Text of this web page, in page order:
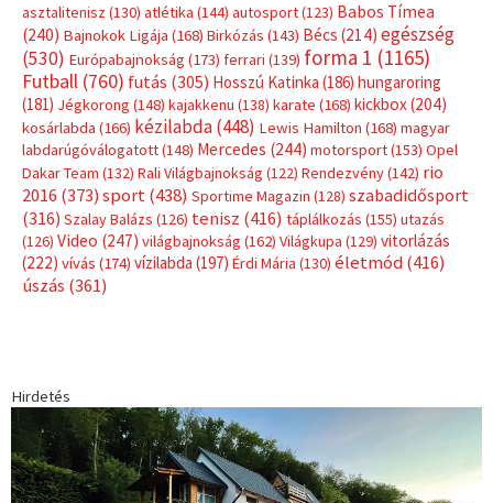
asztalitenisz (130) atlétika (144) autosport(123) Babos Tímea
(240) Bajnokok Ligája (168) Birkózás (143) Bécs (214) egészség
(530) Európabajnokság (173) ferrari (139) forma 1 (1165)
Futball (760) futás (305) Hosszú Katinka (186) hungaroring
(181) Jégkorong (148) kajakkenu (138) karate (168) kickbox(204)
kosárlabda (166) kézilabda(448) Lewis Hamilton (168) magyar
labdarúgóválogatott(148) Mercedes (244) motorsport(153) Opel
Dakar Team (132) Rali Világbajnokság (122) Rendezvény(142) rio
2016 (373) sport(438) Sportime Magazin (128) szabadidősport
(316) Szalay Balázs (126) tenisz (416) táplálkozás (155) utazás
(126) Video (247) világbajnokság (162) Világkupa (129) vitorlázás
(222) vívás (174) vízilabda (197) Érdi Mária (130) életmód(416)
úszás (361)
Hirdetés